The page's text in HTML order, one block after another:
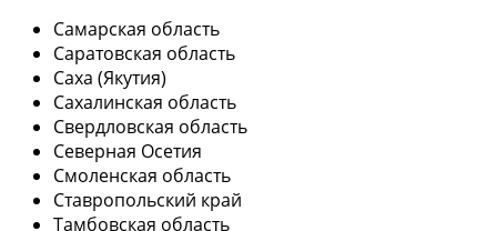
Самарская область
Саратовская область
Саха (Якутия)
Сахалинская область
Свердловская область
Северная Осетия
Смоленская область
Ставропольский край
Тамбовская область